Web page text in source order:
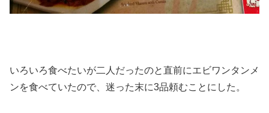
いろいろ食べたいが二人だったのと直前にエビワンタンメ
ンを食べていたので、迷った末に3品頼むことにした。